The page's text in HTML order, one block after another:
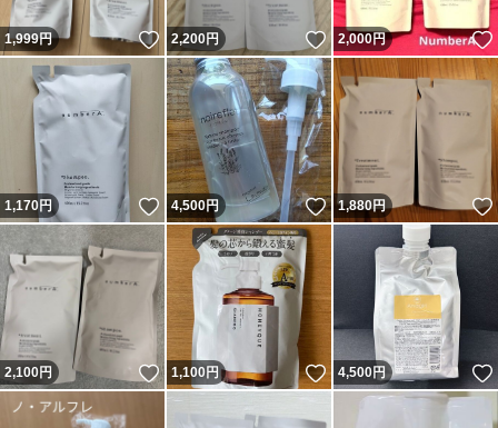
1,999円 いいね！
2,200円 いいね！
2,000円
1,170円 いいね！
4,500円 いいね！
1,880円
2,100円 いいね！
1,100円 いいね！
4,500円